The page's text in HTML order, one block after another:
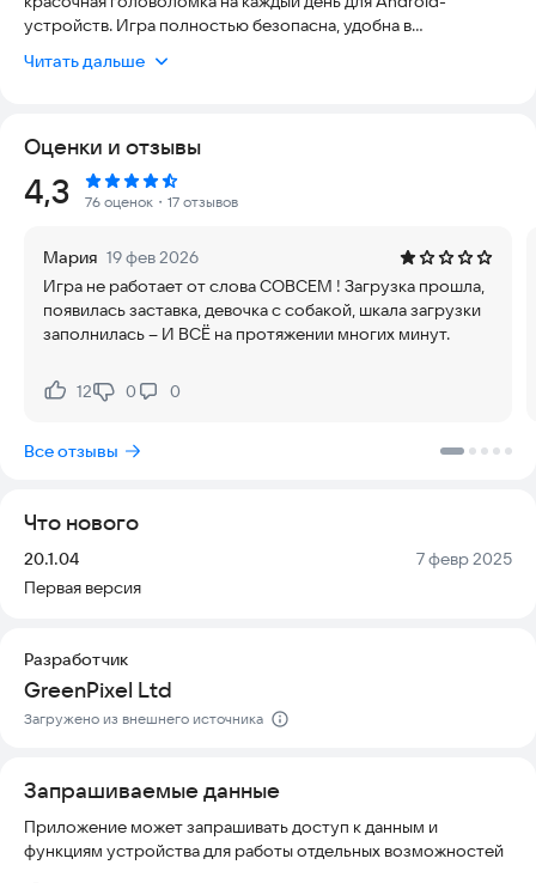
устройств. Игра полностью безопасна, удобна в
и создавать уют.
приезжает в большой старый заброшенный дом и начинает
его восстанавливать. Параллельно с ремонтом
разворачивается детективная линия: Эмили ищет своего
исчезнувшего мужа, раскрывая тайны прошлого.
Игровой процесс строится на механике слияния предметов.
Игровое поле разделено на клетки, в которых находятся
различные объекты. За один ход вы можете переместить
только один предмет. Если вам удается совместить два
появляется предмет более высокого уровня. Если
совмещение не удается, на поле добавляется еще один
поля заполнятся и ходов больше не остается.
раскрывать тайны, знакомиться с соседями по дому, а также
браться за ремонт каждой комнаты и обустраивать
Читать дальше
Оценки и отзывы
Рейтинг:
4,3 76 оценок ・17 отзывов
Мария 19 фев 2026
Игра не работает от слова СОВСЕМ ! Загрузка прошла,
появилась заставка, девочка с собакой, шкала загрузки
заполнилась – И ВСЁ на протяжении многих минут.
Нравится:
12Не нравится:
0 0
Все отзывы
Что нового
Версия:
20.1.04 Дата:
7 февр 2025
Первая версия
Разработчик
GreenPixel Ltd
Загружено из внешнего источника
Запрашиваемые данные
Приложение может запрашивать доступ к данным и
функциям устройства для работы отдельных возможностей